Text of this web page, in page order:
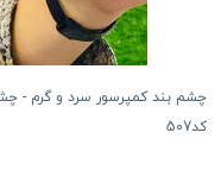
چشم بند کمپرسور سرد و گرم -
کد507